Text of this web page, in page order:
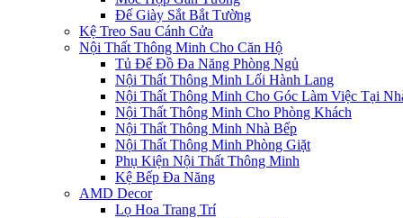
Đế Giày Sắt Bắt Tường
Kệ Treo Sau Cánh Cửa
Nội Thất Thông Minh Cho Căn Hộ
Tủ Để Đồ Đa Năng Phòng Ngủ
Nội Thất Thông Minh Lối Hành Lang
Nội Thất Thông Minh Cho Góc Làm Việc Tại
Nội Thất Thông Minh Cho Phòng Khách
Nội Thất Thông Minh Nhà Bếp
Nội Thất Thông Minh Phòng Giặt
Phụ Kiện Nội Thất Thông Minh
Kệ Bếp Đa Năng
AMD Decor
Lọ Hoa Trang Trí